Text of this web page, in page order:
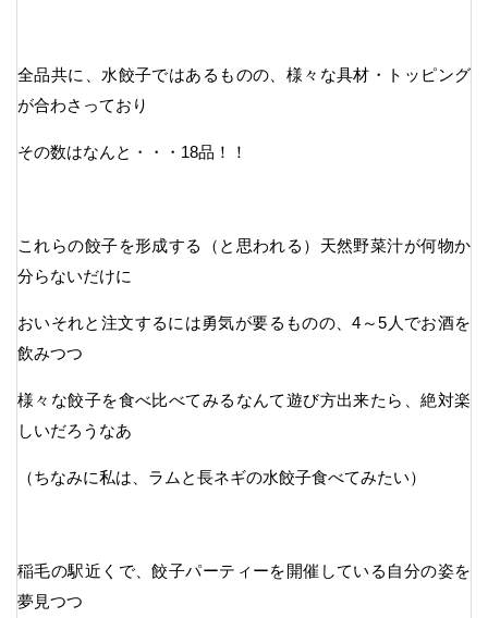
全品共に、水餃子ではあるものの、様々な具材・トッピング
が合わさっており
その数はなんと・・・18品！！
これらの餃子を形成する（と思われる）天然野菜汁が何物か
分らないだけに
おいそれと注文するには勇気が要るものの、4～5人でお酒を
飲みつつ
様々な餃子を食べ比べてみるなんて遊び方出来たら、絶対楽
しいだろうなあ
（ちなみに私は、ラムと長ネギの水餃子食べてみたい）
稲毛の駅近くで、餃子パーティーを開催している自分の姿を
夢見つつ